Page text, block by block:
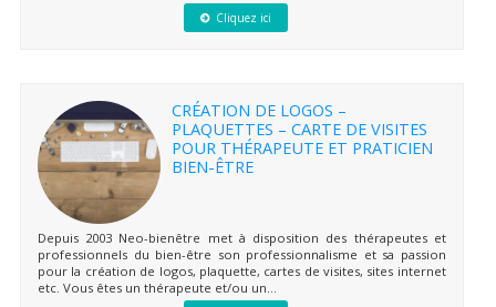
Cliquez ici
CRÉATION DE LOGOS –
PLAQUETTES – CARTE DE VISITES
POUR THÉRAPEUTE ET PRATICIEN
BIEN-ÊTRE
Depuis 2003 Neo-bienêtre met à disposition des thérapeutes et
professionnels du bien-être son professionnalisme et sa passion
pour la création de logos, plaquette, cartes de visites, sites internet
etc. Vous êtes un thérapeute et/ou un...